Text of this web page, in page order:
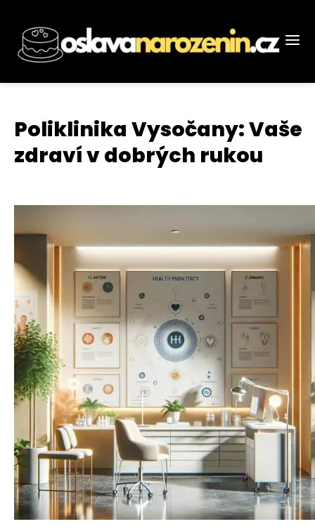
Poliklinika Vysočany: Vaše
zdraví v dobrých rukou